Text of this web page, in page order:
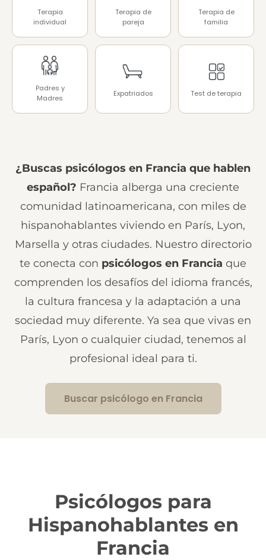
Terapia
individual
Terapia de
pareja
Terapia de
familia
Padres y
Madres
Expatriados Test de terapia
¿Buscas psicólogos en Francia que hablen
español? Francia alberga una creciente
comunidad latinoamericana, con miles de
hispanohablantes viviendo en París, Lyon,
Marsella y otras ciudades. Nuestro directorio
te conecta con psicólogos en Francia que
comprenden los desafíos del idioma francés,
la cultura francesa y la adaptación a una
sociedad muy diferente. Ya sea que vivas en
París, Lyon o cualquier ciudad, tenemos al
profesional ideal para ti.
Buscar psicólogo en Francia
Psicólogos para
Hispanohablantes en
Francia